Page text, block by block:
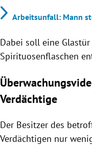
Arbeitsunfall: Mann
Dabei soll eine
Spirituosenflaschen
Verdächtige
Der Besitzer des
Verdächtigen nur